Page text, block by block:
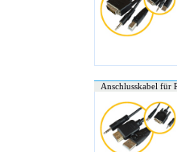
Anschlusskabel für